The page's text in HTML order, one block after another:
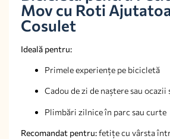
Mov cu Roti
Cosulet
Ideală pentru:
Primele experiențe pe bicicletă
Cadou de zi de naștere sau ocazii
Plimbări zilnice în parc sau curte
Recomandat pentru:fetițe cu vârsta